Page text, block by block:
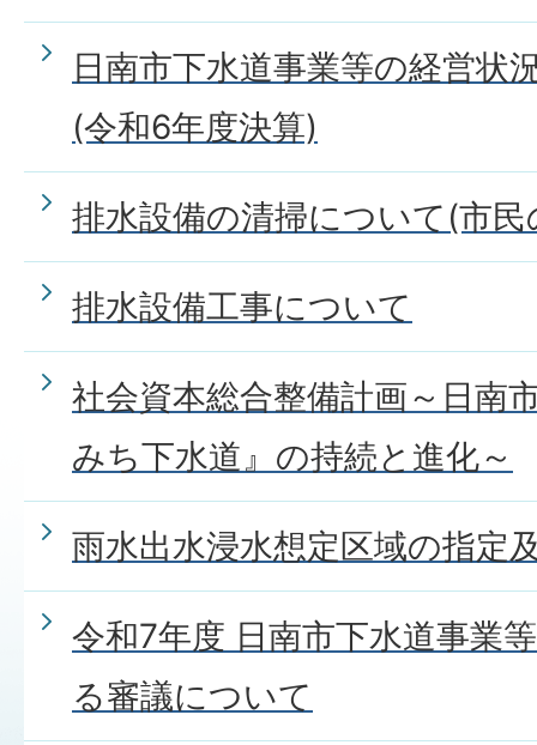
日南市下水道事業等の経営状
(令和6年度決算)
排水設備の清掃について(市
排水設備工事について
社会資本総合整備計画～日南
みち下水道』の持続と進化～
雨水出水浸水想定区域の指定
令和7年度 日南市下水道事業
る審議について